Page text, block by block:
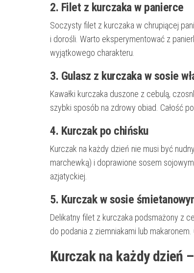
2. Filet z kurczaka w panierce
Soczysty filet z kurczaka w chrupiącej
i dorośli. Warto eksperymentować z
wyjątkowego charakteru.
3. Gulasz z kurczaka w sosie
Kawałki kurczaka duszone z cebulą,
szybki sposób na zdrowy obiad. Całość
4. Kurczak po chińsku
Kurczak na każdy dzień nie musi być
marchewką) i doprawione sosem
azjatyckiej.
5. Kurczak w sosie
Delikatny filet z kurczaka podsmażony z
do podania z ziemniakami lub
Kurczak na każdy dzień